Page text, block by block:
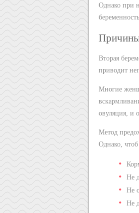
Однако при
Вторая
приводит
Многие
овуляция, и
Метод
Однако,
Не
Не
Не